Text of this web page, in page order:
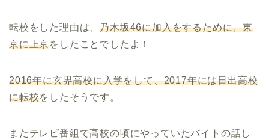
転校をした理由は、乃木坂46に加入をするために、東
京に上京をしたことでしたよ！
2016年に玄界高校に入学をして、2017年には日出高校
に転校をしたそうです。
またテレビ番組で高校の頃にやっていたバイトの話し